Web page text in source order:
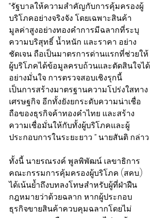
“รัฐบาลให้ความสำคัญกับการคุ้มครองผู้
บริโภคอย่างจริงจัง โดยเฉพาะสินค้า
มูลค่าสูงอย่างทองคำการมีฉลากที่ระบุ
ความบริสุทธิ์ น้ำหนัก และราคา อย่าง
ชัดเจน ถือเป็นมาตรการด่านแรกที่ช่วยให้
ผู้บริโภคได้ข้อมูลครบถ้วนและตัดสินใจได้
อย่างมั่นใจ การตรวจสอบเชิงรุกนี้
เป็นการสร้างมาตรฐานความโปร่งใสทาง
เศรษฐกิจ อีกทั้งยังยกระดับความน่าเชื่อ
ถือของธุรกิจค้าทองคำไทย และสร้าง
ความเชื่อมั่นให้กับทั้งผู้บริโภคและผู้
ประกอบการในระยะยาว ” นายสันติ กล่าว
ทั้งนี้ นายรณรงค์ พูลพิพัฒน์ เลขาธิการ
คณะกรรมการคุ้มครองผู้บริโภค (สคบ.)
ได้เน้นย้ำถึงบทลงโทษสำหรับผู้ที่ฝ่าฝืน
กฎหมายว่าด้วยฉลาก หากผู้ประกอบ
ธุรกิจขายสินค้าควบคุมฉลากโดยไม่